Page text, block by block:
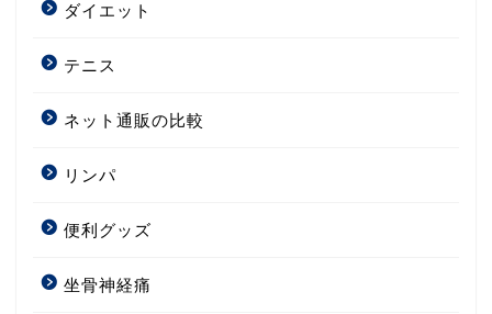
ダイエット
テニス
ネット通販の比較
リンパ
便利グッズ
坐骨神経痛